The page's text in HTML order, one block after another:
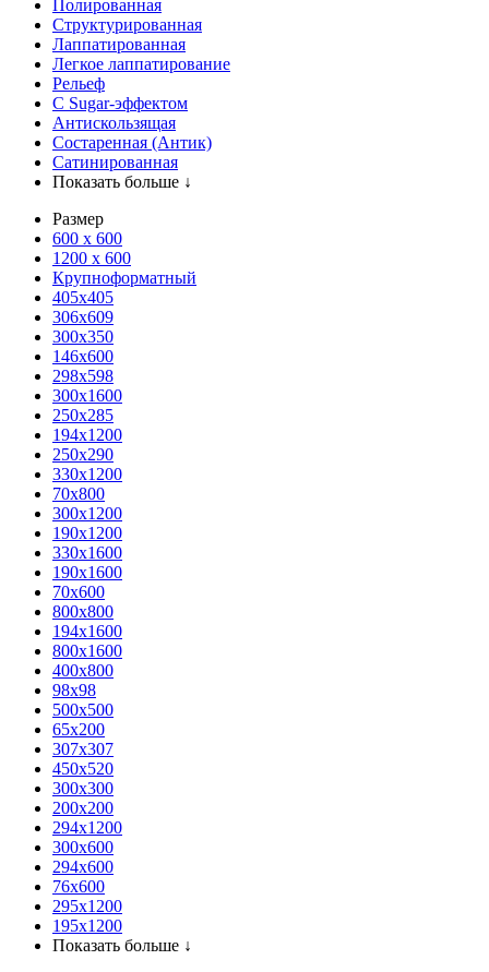
Полированная
Структурированная
Лаппатированная
Легкое лаппатирование
Рельеф
С Sugar-эффектом
Антискользящая
Состаренная (Антик)
Сатинированная
Показать больше ↓
Размер
600 х 600
1200 х 600
Крупноформатный
405x405
306x609
300x350
146x600
298x598
300x1600
250x285
194x1200
250x290
330x1200
70x800
300x1200
190x1200
330x1600
190x1600
70x600
800x800
194x1600
800x1600
400х800
98x98
500x500
65x200
307x307
450x520
300x300
200x200
294x1200
300x600
294x600
76х600
295х1200
195х1200
Показать больше ↓